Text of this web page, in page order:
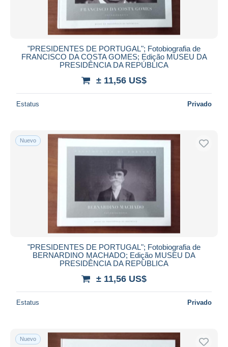
"PRESIDENTES DE PORTUGAL"; Fotobiografia de
FRANCISCO DA COSTA GOMES; Edição MUSEU DA
PRESIDÊNCIA DA REPÚBLICA
± 11,56 US$
Estatus Privado
Nuevo
"PRESIDENTES DE PORTUGAL"; Fotobiografia de
BERNARDINO MACHADO; Edição MUSEU DA
PRESIDÊNCIA DA REPÚBLICA
± 11,56 US$
Estatus Privado
Nuevo